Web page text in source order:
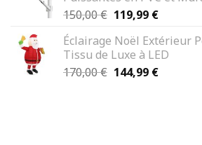
89,99 €.69,99 €.
150,00€ Le
initial
était :
150,00 €.
119,99 €Le
actuel
est :
119,99 €.
Éclairage Noël Extérieur
Tissu de Luxe à LED
170,00€ Le
144,99 €Le